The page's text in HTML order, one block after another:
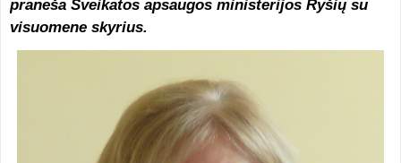
praneša Sveikatos apsaugos ministerijos Ryšių su
visuomene skyrius.